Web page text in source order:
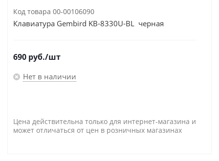
Код товара 00-00106090
Клавиатура Gembird KB-8330U-BL черная
690 руб./шт
Нет в наличии
Цена действительна только для интернет-магазина и
может отличаться от цен в розничных магазинах